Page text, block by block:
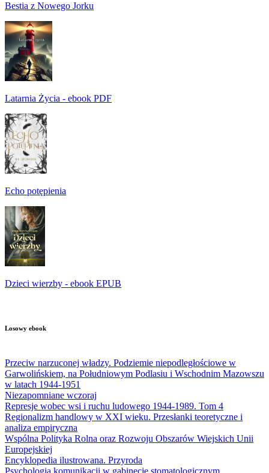
Bestia z Nowego Jorku
Latarnia Życia - ebook PDF
Echo potępienia
Dzieci wierzby - ebook EPUB
Losowy ebook
Przeciw narzuconej władzy. Podziemie niepodległościowe w
Garwolińskiem, na Południowym Podlasiu i Wschodnim Mazowszu
w latach 1944-1951
Niezapomniane wczoraj
Represje wobec wsi i ruchu ludowego 1944-1989. Tom 4
Regionalizm handlowy w XXI wieku. Przesłanki teoretyczne i
analiza empiryczna
Wspólna Polityka Rolna oraz Rozwoju Obszarów Wiejskich Unii
Europejskiej
Encyklopedia ilustrowana. Przyroda